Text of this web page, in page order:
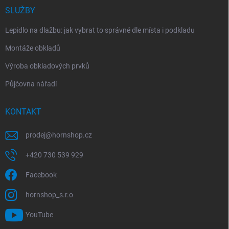
SLUŽBY
Lepidlo na dlažbu: jak vybrat to správné dle místa i podkladu
Montáže obkladů
Výroba obkladových prvků
Půjčovna nářadí
KONTAKT
prodej@hornshop.cz
+420 730 539 929
Facebook
hornshop_s.r.o
YouTube